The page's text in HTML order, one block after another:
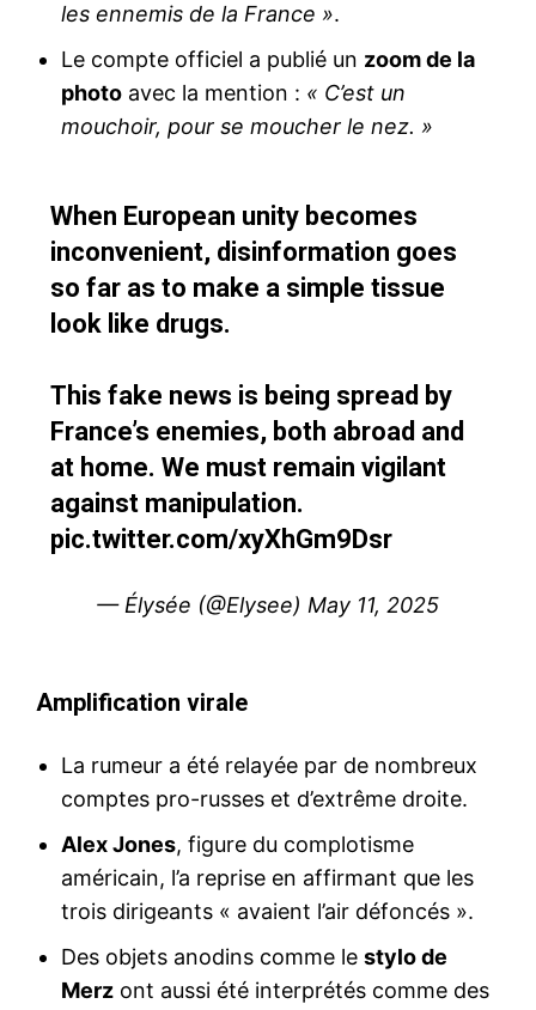
les ennemis de la France ».
Le compte officiel a publié un zoom de la
photo avec la mention : « C’est un
mouchoir, pour se moucher le nez. »
When European unity becomes
inconvenient, disinformation goes
so far as to make a simple tissue
look like drugs.
This fake news is being spread by
France’s enemies, both abroad and
at home. We must remain vigilant
against manipulation.
pic.twitter.com/xyXhGm9Dsr
— Élysée (@Elysee) May 11, 2025
Amplification virale
La rumeur a été relayée par de nombreux
comptes pro-russes et d’extrême droite.
Alex Jones, figure du complotisme
américain, l’a reprise en affirmant que les
trois dirigeants « avaient l’air défoncés ».
Des objets anodins comme le stylo de
Merz ont aussi été interprétés comme des